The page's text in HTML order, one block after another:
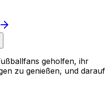
geholfen, ihr
zu genießen, und darauf